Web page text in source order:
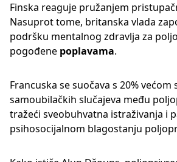
Finska reaguje pružanjem
Nasuprot tome, britanska vlada
podršku mentalnog zdravlja za
pogođene poplavama.
Francuska se suočava s 20% većom
samoubilačkih slučajeva među
tražeći sveobuhvatna istraživanja i
psihosocijalnom blagostanju